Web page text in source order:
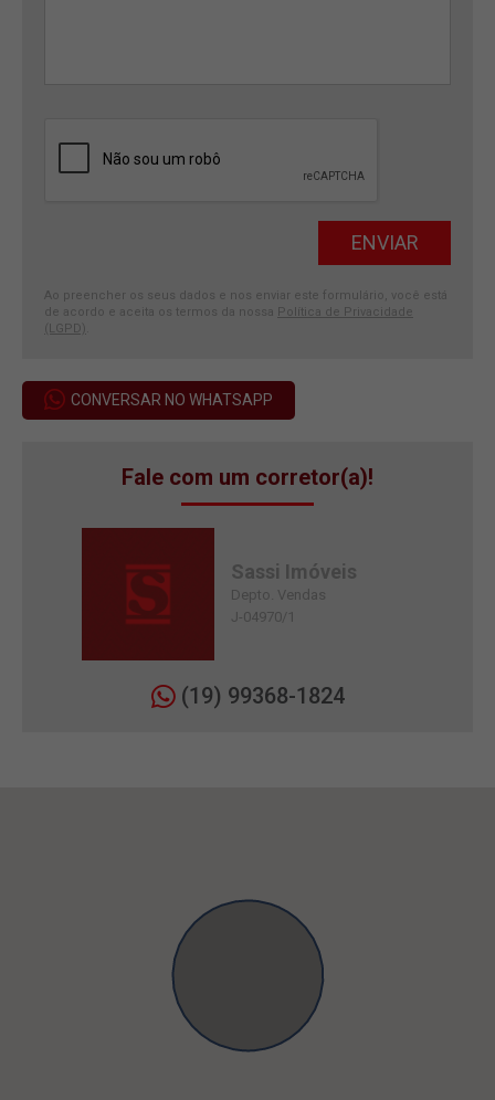
Ao preencher os seus dados e nos enviar este formulário, você está
de acordo e aceita os termos da nossa Política de Privacidade
(LGPD)
CONVERSAR NO WHATSAPP
Fale com um corretor(a)!
Sassi Imóveis
Depto. Vendas
J-04970/1
(19) 99368-1824